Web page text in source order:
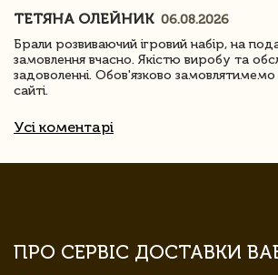
ТЕТЯНА ОЛЕЙНИК 06.08.2026
Брали розвиваючий ігровий набір, на
замовлення вчасно. Якістю виробу та
задоволенні. Обов'язково
сайті.
Усі коментарі
ПРО СЕРВІС ДОСТАВКИ